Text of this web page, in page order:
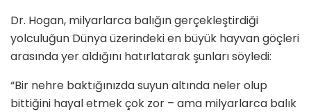
Dr. Hogan, milyarlarca balığın gerçekleştirdiği
yolculuğun Dünya üzerindeki en büyük hayvan göçleri
arasında yer aldığını hatırlatarak şunları söyledi:
“Bir nehre baktığınızda suyun altında neler olup
bittiğini hayal etmek çok zor – ama milyarlarca balık